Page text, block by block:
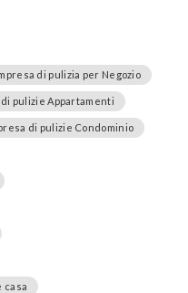
di pulizia per Negozio
di pulizie Appartamenti
di pulizie Condominio
casa